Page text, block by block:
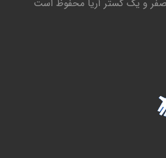
و یک گستر آریا محفوظ است